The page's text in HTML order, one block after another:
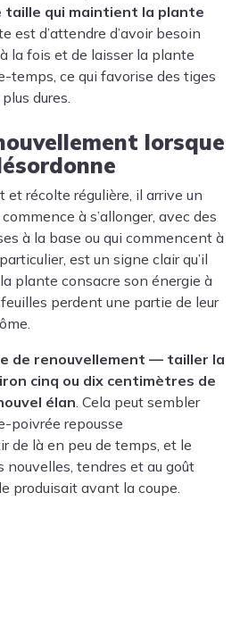
taille qui maintient la plante
est d’attendre d’avoir besoin
la fois et de laisser la plante
temps, ce qui favorise des tiges
dures.
lorsque
récolte régulière, il arrive un
à s’allonger, avec des
à la base ou qui commencent à
est un signe clair qu’il
plante consacre son énergie à
perdent une partie de leur
de renouvellement — tailler la
cinq ou dix centimètres de
élan . Cela peut sembler
poivrée repousse
de là en peu de temps, et le
nouvelles, tendres et au goût
produisait avant la coupe.